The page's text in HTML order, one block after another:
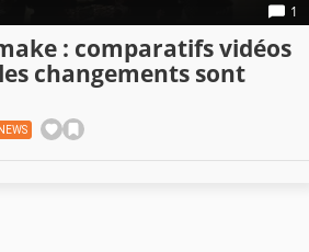
1
: comparatifs vidéos
changements sont
NEWS